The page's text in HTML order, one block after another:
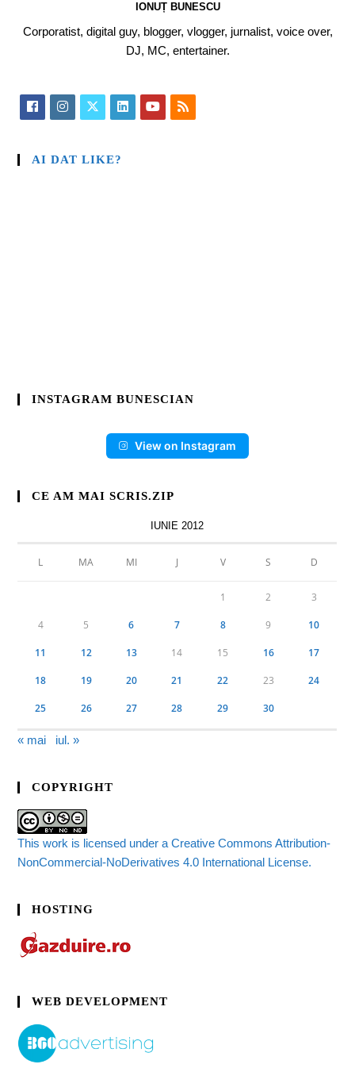
IONUȚ BUNESCU
Corporatist, digital guy, blogger, vlogger, jurnalist, voice over,
DJ, MC, entertainer.
AI DAT LIKE?
INSTAGRAM BUNESCIAN
View on Instagram
CE AM MAI SCRIS.ZIP
IUNIE 2012
L MA MI J V S D
1 2 3
4 5 6 7 8 9 10
11 12 13 14 15 16 17
18 19 20 21 22 23 24
25 26 27 28 29 30
« mai iul. »
COPYRIGHT
This work is licensed under a Creative Commons Attribution-
NonCommercial-NoDerivatives 4.0 International License.
HOSTING
WEB DEVELOPMENT